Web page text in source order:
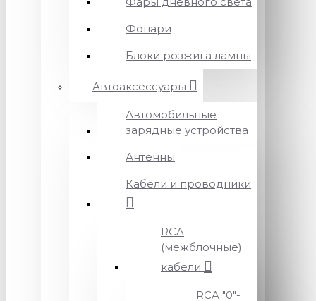
Фонари
Блоки розжига лампы
Автоаксессуары
Автомобильные
зарядные устройства
Антенны
Кабели и проводники
RCA
(межблочные)
кабели
RCA "0"-